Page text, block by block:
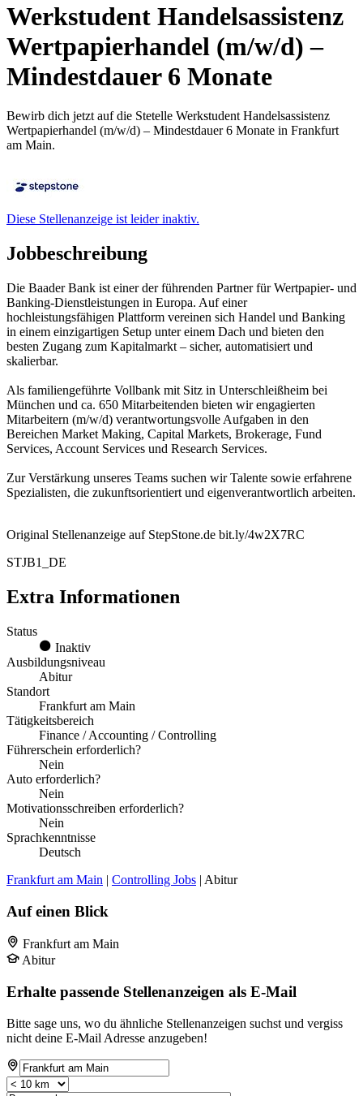
Werkstudent Handelsassistenz
Wertpapierhandel (m/w/d) –
Mindestdauer 6 Monate
Bewirb dich jetzt auf die Stetelle Werkstudent Handelsassistenz
Wertpapierhandel (m/w/d) – Mindestdauer 6 Monate in Frankfurt
am Main.
Diese Stellenanzeige ist leider inaktiv.
Jobbeschreibung
Die Baader Bank ist einer der führenden Partner für Wertpapier- und
Banking-Dienstleistungen in Europa. Auf einer
hochleistungsfähigen Plattform vereinen sich Handel und Banking
in einem einzigartigen Setup unter einem Dach und bieten den
besten Zugang zum Kapitalmarkt – sicher, automatisiert und
skalierbar.
Als familiengeführte Vollbank mit Sitz in Unterschleißheim bei
München und ca. 650 Mitarbeitenden bieten wir engagierten
Mitarbeitern (m/w/d) verantwortungsvolle Aufgaben in den
Bereichen Market Making, Capital Markets, Brokerage, Fund
Services, Account Services und Research Services.
Zur Verstärkung unseres Teams suchen wir Talente sowie erfahrene
Spezialisten, die zukunftsorientiert und eigenverantwortlich arbeiten.
Original Stellenanzeige auf StepStone.de bit.ly/4w2X7RC
STJB1_DE
Extra Informationen
Status
Inaktiv
Ausbildungsniveau
Abitur
Standort
Frankfurt am Main
Tätigkeitsbereich
Finance / Accounting / Controlling
Führerschein erforderlich?
Nein
Auto erforderlich?
Nein
Motivationsschreiben erforderlich?
Nein
Sprachkenntnisse
Deutsch
Frankfurt am Main | Controlling Jobs | Abitur
Auf einen Blick
Frankfurt am Main
Abitur
Erhalte passende Stellenanzeigen als E-Mail
Bitte sage uns, wo du ähnliche Stellenanzeigen suchst und vergiss
nicht deine E-Mail Adresse anzugeben!